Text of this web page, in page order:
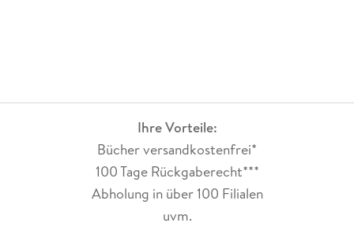
Ihre Vorteile:
Bücher versandkostenfrei*
100 Tage Rückgaberecht***
Abholung in über 100 Filialen
uvm.